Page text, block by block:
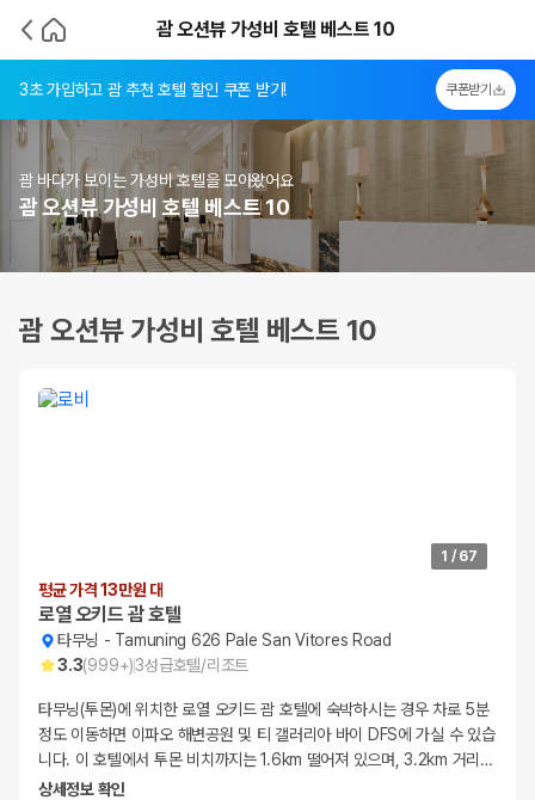
괌 오션뷰 가성비 호텔 베스트 10
3초 가입하고 괌 추천 호텔 할인 쿠폰 받기! 쿠폰받기
괌 바다가 보이는 가성비 호텔을 모아왔어요
괌 오션뷰 가성비 호텔 베스트 10
괌 오션뷰 가성비 호텔 베스트 10
1 / 67
평균 가격 13만원 대
로열 오키드 괌 호텔
타무닝 - Tamuning 626 Pale San Vitores Road
3.3(999+)3성급호텔/리조트
타무닝(투몬)에 위치한 로열 오키드 괌 호텔에 숙박하시는 경우 차로 5분
정도 이동하면 이파오 해변공원 및 티 갤러리아 바이 DFS에 가실 수 있습
니다. 이 호텔에서 투몬 비치까지는 1.6km 떨어져 있으며, 3.2km 거리 …
상세정보 확인